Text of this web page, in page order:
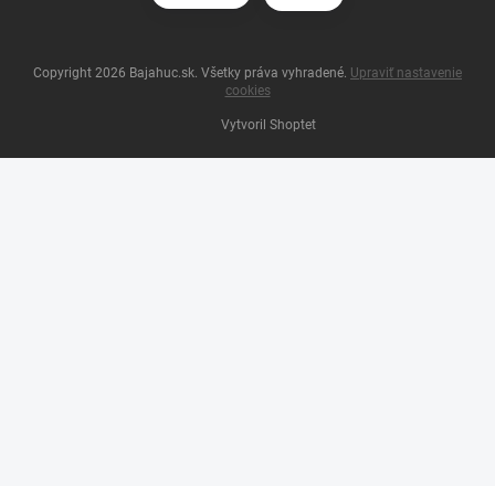
Vytvoril Shoptet
Copyright 2026 Bajahuc.sk . Všetky práva vyhradené. Upraviť nastavenie
cookies